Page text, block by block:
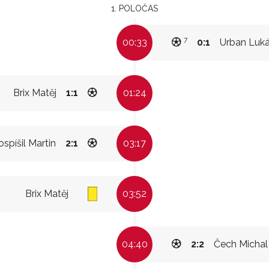
1. POLOČAS
00:33 Urban
0:1
7
Brix Matěj 1:1 01:24
Martin 2:1 03:17
Brix Matěj 03:52
04:40 Čech Michal
2:2